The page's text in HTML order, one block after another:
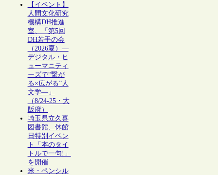
【イベント】
人間文化研究
機構DH推進
室、「第5回
DH若手の会
（2026夏）―
デジタル・ヒ
ューマニティ
ーズで“繋が
る×広がる”人
文学―」
（8/24-25・大
阪府）
埼玉県立久喜
図書館、休館
日特別イベン
ト「本のタイ
トルで一句!」
を開催
米・ペンシル